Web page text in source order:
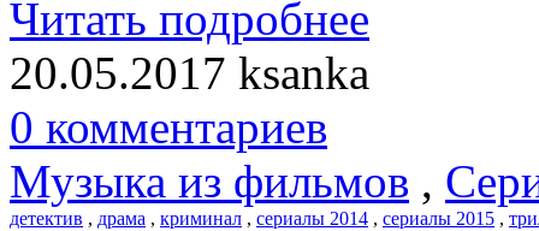
Читать подробнее
20.05.2017 ksanka
0 комментариев
Музыка из фильмов ,
детектив , драма , криминал , сериалы 2014 , сериалы 2015 ,